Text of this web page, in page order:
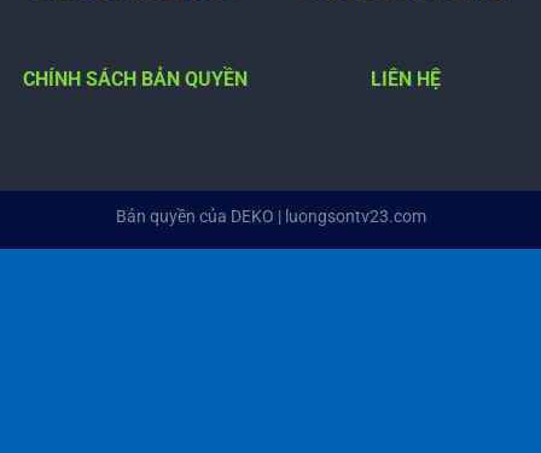
CHÍNH SÁCH BẢN QUYỀN LIÊN HỆ
Bản quyền của DEKO | luongsontv23.com